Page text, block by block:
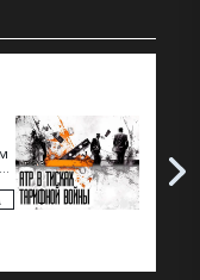
The